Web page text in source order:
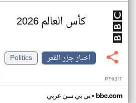
كأس العالم 2026
اخبار جزر القمر
Politics
PF63IT
بي بي سي عربي• bbc.com